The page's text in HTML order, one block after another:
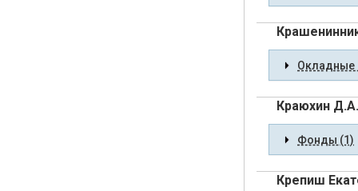
Окладные
Краюхин Д.А.
Фонды (1)
Крепиш